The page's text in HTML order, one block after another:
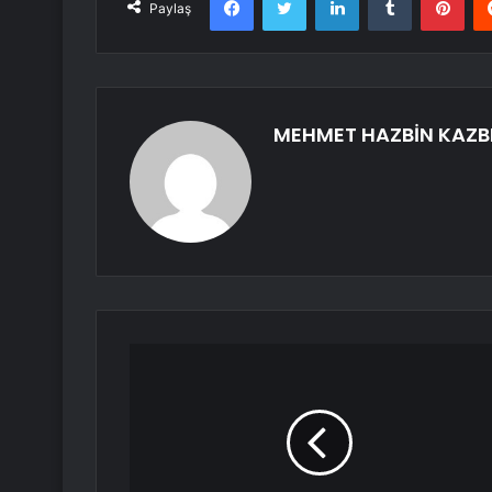
Paylaş
MEHMET HAZBİN